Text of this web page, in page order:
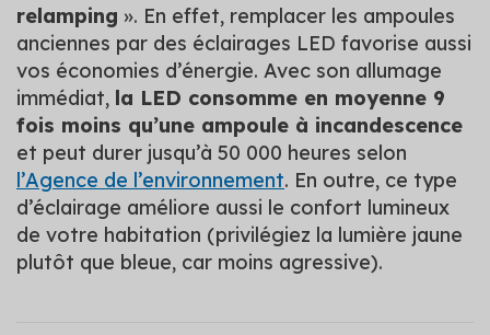
relamping ». En effet, remplacer les ampoules
anciennes par des éclairages LED favorise aussi
vos économies d’énergie. Avec son allumage
immédiat, la LED consomme en moyenne 9
fois moins qu’une ampoule à incandescence
et peut durer jusqu’à 50 000 heures selon
l’Agence de l’environnement. En outre, ce type
d’éclairage améliore aussi le confort lumineux
de votre habitation (privilégiez la lumière jaune
plutôt que bleue, car moins agressive).